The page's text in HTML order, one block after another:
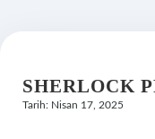
Hakkımızda
SHERLOCK
Tarih: Nisan 17, 2025